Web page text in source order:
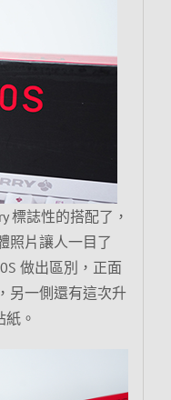
標誌性的搭配了，
照片讓人一目了
做出區別，正面
另一側還有這次升
紙。